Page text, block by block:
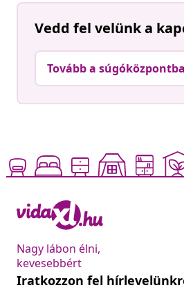
Vedd fel velünk a
Tovább a súgóközpontba
Nagy lábon élni,
kevesebbért
Iratkozzon fel